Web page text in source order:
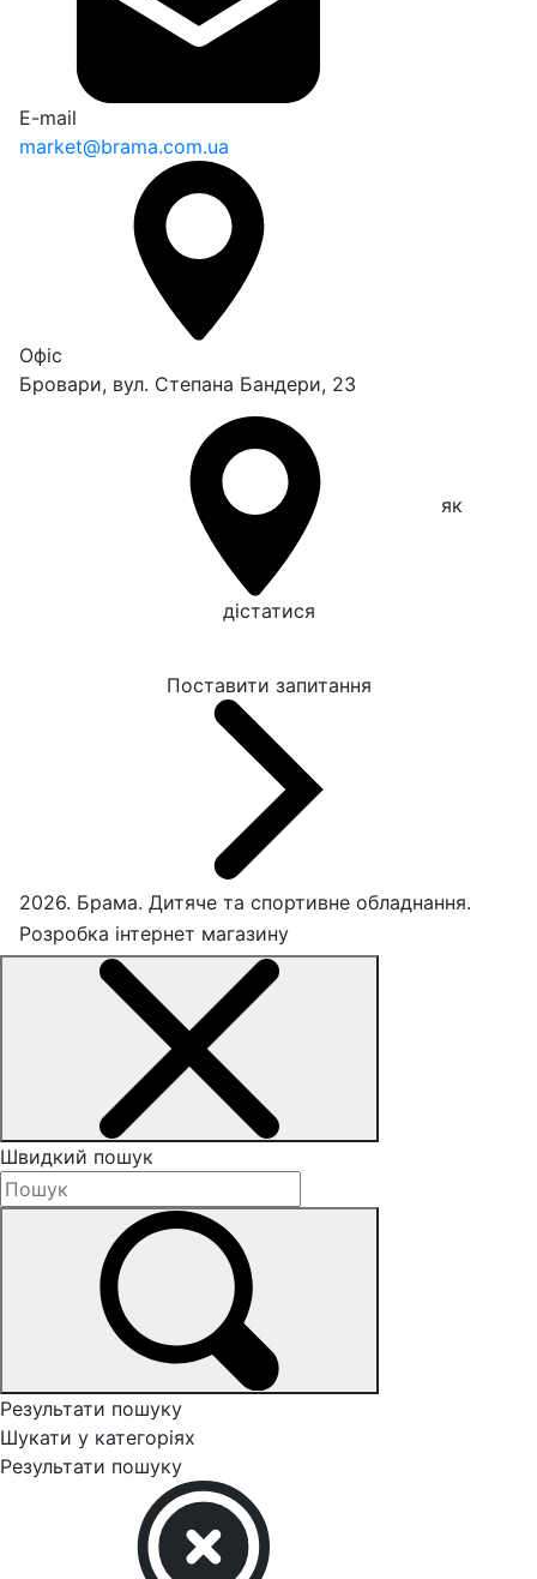
E-mail
market@brama.com.ua
Офіс
Бровари, вул. Степана Бандери, 23
як
дістатися
Поставити запитання
2026. Брама. Дитяче та спортивне обладнання.
Розробка інтернет магазину
Швидкий пошук
Результати пошуку
Шукати у категоріях
Результати пошуку